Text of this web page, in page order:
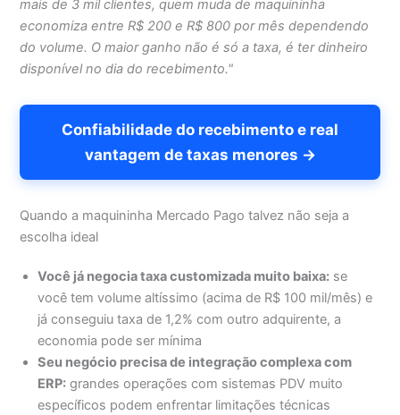
mais de 3 mil clientes, quem muda de maquininha
economiza entre R$ 200 e R$ 800 por mês dependendo
do volume. O maior ganho não é só a taxa, é ter dinheiro
disponível no dia do recebimento."
Confiabilidade do recebimento e real
vantagem de taxas menores →
Quando a maquininha Mercado Pago talvez não seja a
escolha ideal
Você já negocia taxa customizada muito baixa: se
você tem volume altíssimo (acima de R$ 100 mil/mês) e
já conseguiu taxa de 1,2% com outro adquirente, a
economia pode ser mínima
Seu negócio precisa de integração complexa com
ERP: grandes operações com sistemas PDV muito
específicos podem enfrentar limitações técnicas